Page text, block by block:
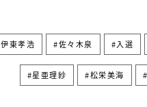
伊東孝浩 佐々木泉 入選
星亜理紗 松栄美海